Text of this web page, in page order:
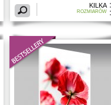
KILKA
ROZMIARÓW